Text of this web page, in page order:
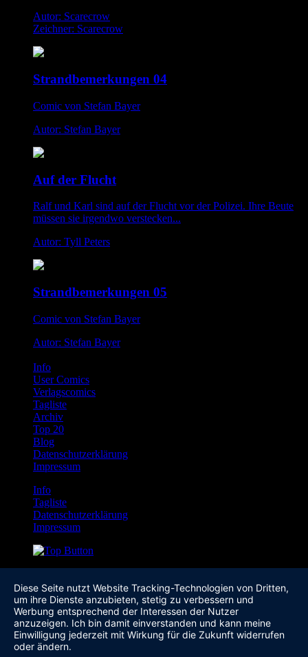
Autor: Scarecrow
Zeichner: Scarecrow
Strandbemerkungen 04
Comic von Stefan Bayer
Autor: Stefan Bayer
Auf der Flucht
Ralf und Karl sind auf der Flucht vor der Polizei. Ihre Beute
müssen sie irgendwo verstecken...
Autor: Tyll Peters
Strandbemerkungen 05
Comic von Stefan Bayer
Autor: Stefan Bayer
Info
User Comics
Verlagscomics
Tagliste
Archiv
Top 20
Blog
Datenschutzerklärung
Impressum
Info
Tagliste
Datenschutzerklärung
Impressum
Diese Seite nutzt Website Tracking-Technologien von Dritten,
um ihre Dienste anzubieten, stetig zu verbessern und
Werbung entsprechend der Interessen der Nutzer
anzuzeigen. Ich bin damit einverstanden und kann meine
Einwilligung jederzeit mit Wirkung für die Zukunft widerrufen
oder ändern.